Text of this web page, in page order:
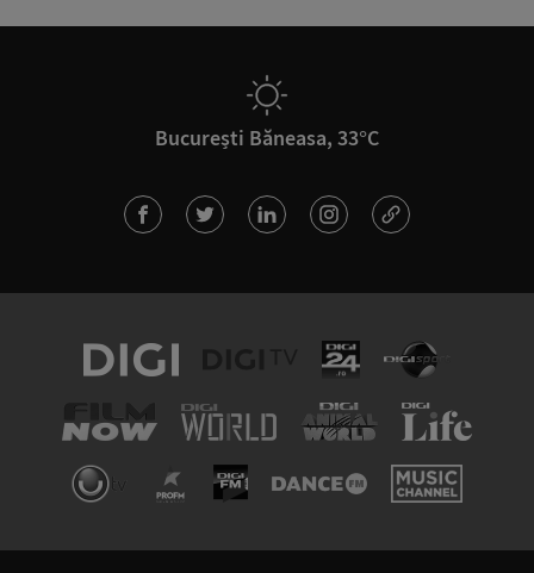
București Băneasa, 33°C